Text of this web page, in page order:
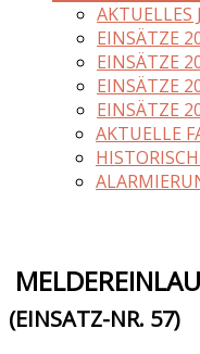
AKTUELLES
EINSÄTZE
EINSÄTZE
EINSÄTZE
EINSÄTZE
AKTUELLE
(EINSATZ-NR. 57)